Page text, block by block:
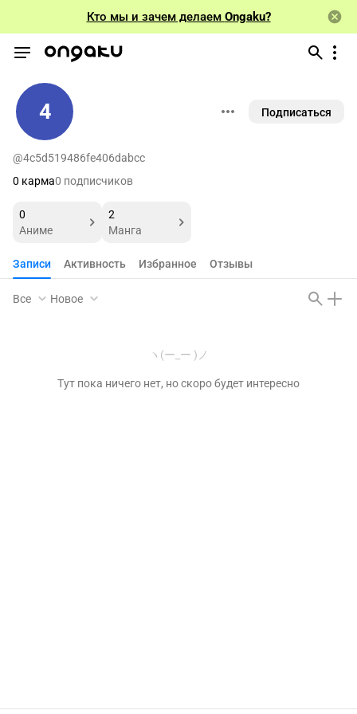
Кто мы и зачем делаем Ongaku?
4 Подписаться
@4c5d519486fe406dabcc
0 карма0 подписчиков
0
Аниме
2
Манга
Записи Активность Избранное Отзывы
Все Новое
ヽ(ー_ー )ノ
Тут пока ничего нет, но скоро будет интересно